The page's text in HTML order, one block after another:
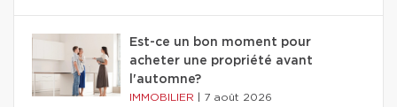
Est-ce un bon moment pour
acheter une propriété avant
l'automne?
IMMOBILIER 7 août 2026